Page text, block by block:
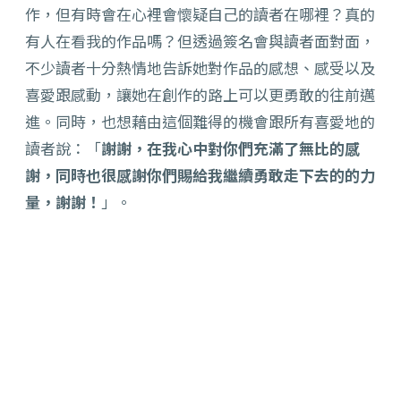
作，但有時會在心裡會懷疑自己的讀者在哪裡？真的
有人在看我的作品嗎？但透過簽名會與讀者面對面，
不少讀者十分熱情地告訴她對作品的感想、感受以及
喜愛跟感動，讓她在創作的路上可以更勇敢的往前邁
進。同時，也想藉由這個難得的機會跟所有喜愛地的
讀者說：「謝謝，在我心中對你們充滿了無比的感
謝，同時也很感謝你們賜給我繼續勇敢走下去的的力
量，謝謝！ 」。